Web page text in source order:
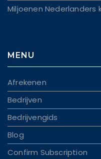
Miljoenen
MENU
Afrekenen
Bedrijven
Bedrijvengids
Blog
Confirm Subscription